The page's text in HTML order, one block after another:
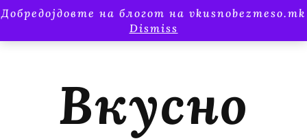
Добредојдовте на блогот на vkusnobezmeso.mk
Dismiss
Вкусно